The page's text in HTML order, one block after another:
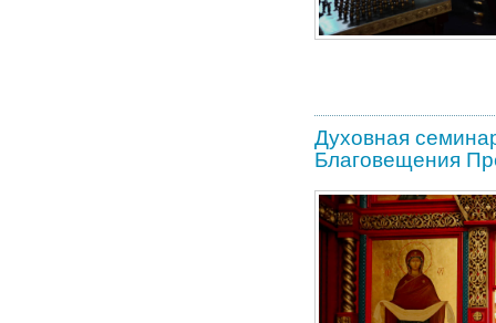
Духовная
Благовещения